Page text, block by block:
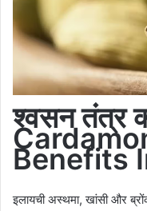
श्वसन तंत्र
Benefits
इलायची अस्थमा, खांसी और